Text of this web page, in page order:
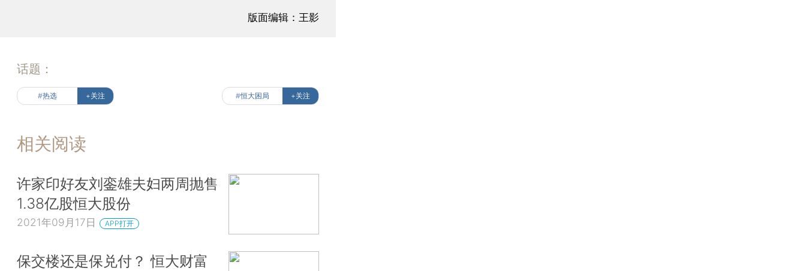
版面编辑：王影
话题：
#热选 +关注 #恒大困局 +关注
相关阅读
许家印好友刘銮雄夫妇两周抛售
1.38亿股恒大股份
2021年09月17日 APP打开
保交楼还是保兑付？ 恒大财富